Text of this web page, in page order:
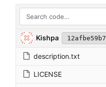
Kishpa 12afbe59b7
description.txt
LICENSE